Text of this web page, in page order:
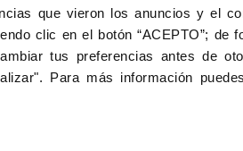
que vieron los anuncios y el
clic en el botón “ACEPTO”; de
tus preferencias antes de
Para más información
Fundación Universitaria San Pablo CEU -